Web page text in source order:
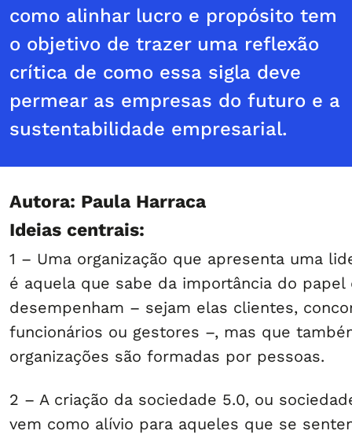
como alinhar lucro e propósito tem
o objetivo de trazer uma reflexão
crítica de como essa sigla deve
permear as empresas do futuro e a
sustentabilidade empresarial.
Autora: Paula Harraca
Ideias centrais:
1 – Uma organização que apresenta uma
é aquela que sabe da importância do papel
desempenham – sejam elas clientes,
funcionários ou gestores –, mas que
organizações são formadas por pessoas.
2 – A criação da sociedade 5.0, ou
vem como alívio para aqueles que se